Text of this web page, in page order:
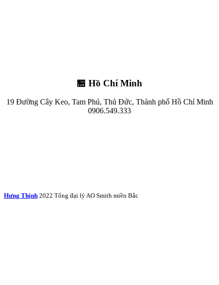
🏪 Hồ Chí Minh
19 Đường Cây Keo, Tam Phú, Thủ Đức, Thành phố Hồ Chí Minh
0906.549.333
Hưng Thịnh 2022 Tổng đại lý AO Smith miền Bắc